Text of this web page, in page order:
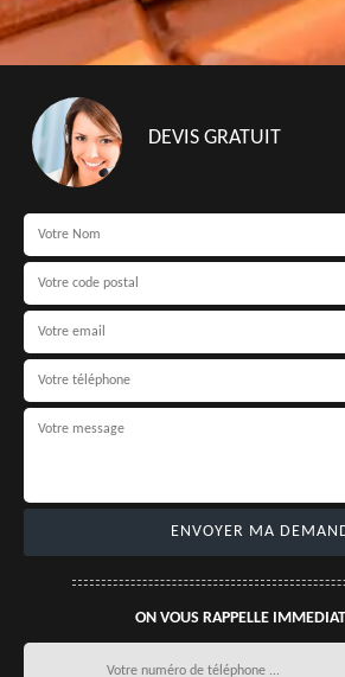
DEVIS GRATUIT
ON VOUS RAPPELLE